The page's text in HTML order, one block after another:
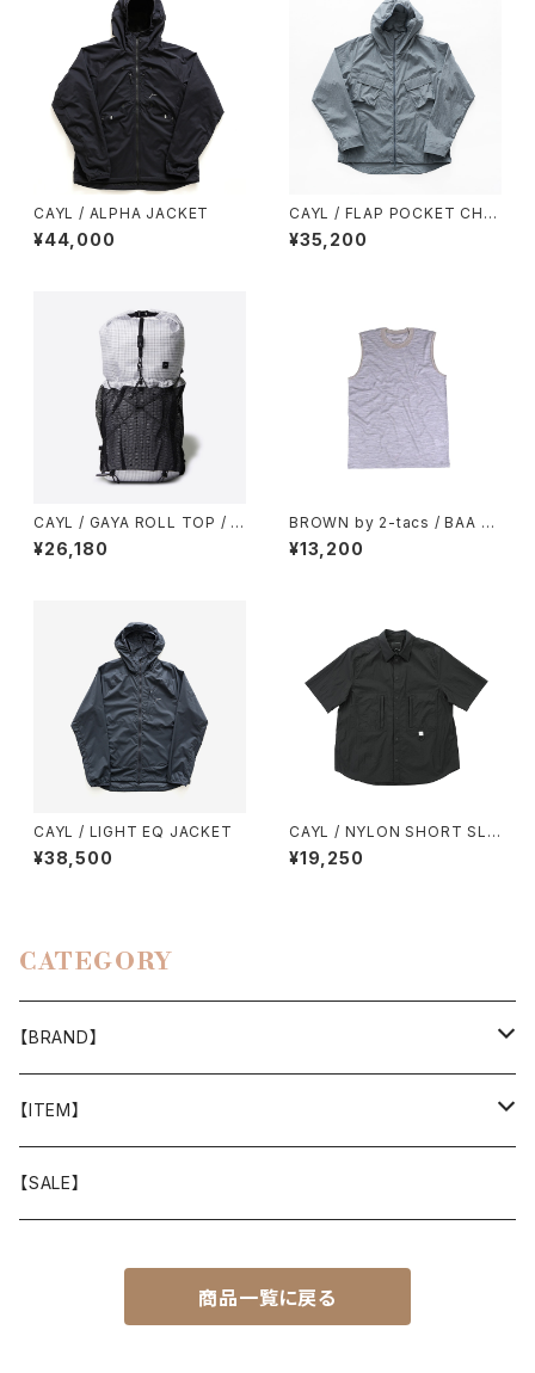
CAYL / ALPHA JACKET
¥44,000
CAYL / FLAP POCKET CHK
JACKET（DARK GREY）
¥35,200
CAYL / GAYA ROLL TOP / M
ESH（B-GRID）
¥26,180
BROWN by 2-tacs / BAA SL
EEVELESS
¥13,200
CAYL / LIGHT EQ JACKET
¥38,500
CAYL / NYLON SHORT SLE
EVE HIKER SHIRTS
¥19,250
CATEGORY
【BRAND】
山と道
T-SHIRT
迷迭香
【ITEM】
WEAR
【SALE】
商品一覧に戻る